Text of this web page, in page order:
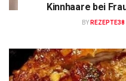
Kinnhaare bei
BY REZEPTE38